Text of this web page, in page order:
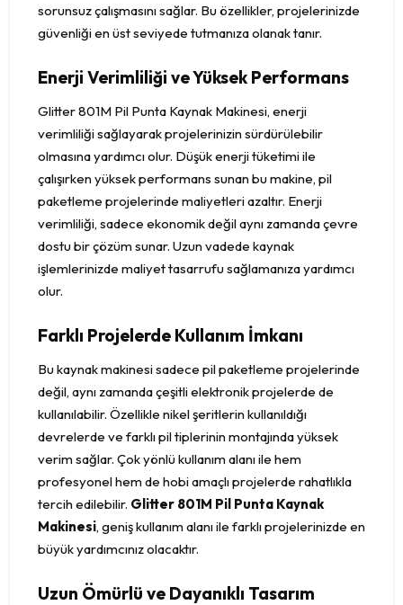
sorunsuz çalışmasını sağlar. Bu özellikler, projelerinizde
güvenliği en üst seviyede tutmanıza olanak tanır.
Enerji Verimliliği ve Yüksek Performans
Glitter 801M Pil Punta Kaynak Makinesi, enerji
verimliliği sağlayarak projelerinizin sürdürülebilir
olmasına yardımcı olur. Düşük enerji tüketimi ile
çalışırken yüksek performans sunan bu makine, pil
paketleme projelerinde maliyetleri azaltır. Enerji
verimliliği, sadece ekonomik değil aynı zamanda çevre
dostu bir çözüm sunar. Uzun vadede kaynak
işlemlerinizde maliyet tasarrufu sağlamanıza yardımcı
olur.
Farklı Projelerde Kullanım İmkanı
Bu kaynak makinesi sadece pil paketleme projelerinde
değil, aynı zamanda çeşitli elektronik projelerde de
kullanılabilir. Özellikle nikel şeritlerin kullanıldığı
devrelerde ve farklı pil tiplerinin montajında yüksek
verim sağlar. Çok yönlü kullanım alanı ile hem
profesyonel hem de hobi amaçlı projelerde rahatlıkla
tercih edilebilir. Glitter 801M Pil Punta Kaynak
Makinesi, geniş kullanım alanı ile farklı projelerinizde en
büyük yardımcınız olacaktır.
Uzun Ömürlü ve Dayanıklı Tasarım